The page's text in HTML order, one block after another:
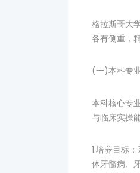
格拉斯哥大
各有侧重，
(一)本科专
本科核心专
与临床实操
1.培养目标
体牙髓病、